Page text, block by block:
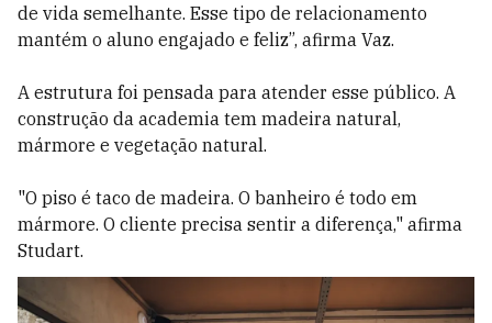
de vida semelhante. Esse tipo de relacionamento
mantém o aluno engajado e feliz”, afirma Vaz.
A estrutura foi pensada para atender esse público. A
construção da academia tem madeira natural,
mármore e vegetação natural.
"O piso é taco de madeira. O banheiro é todo em
mármore. O cliente precisa sentir a diferença," afirma
Studart.